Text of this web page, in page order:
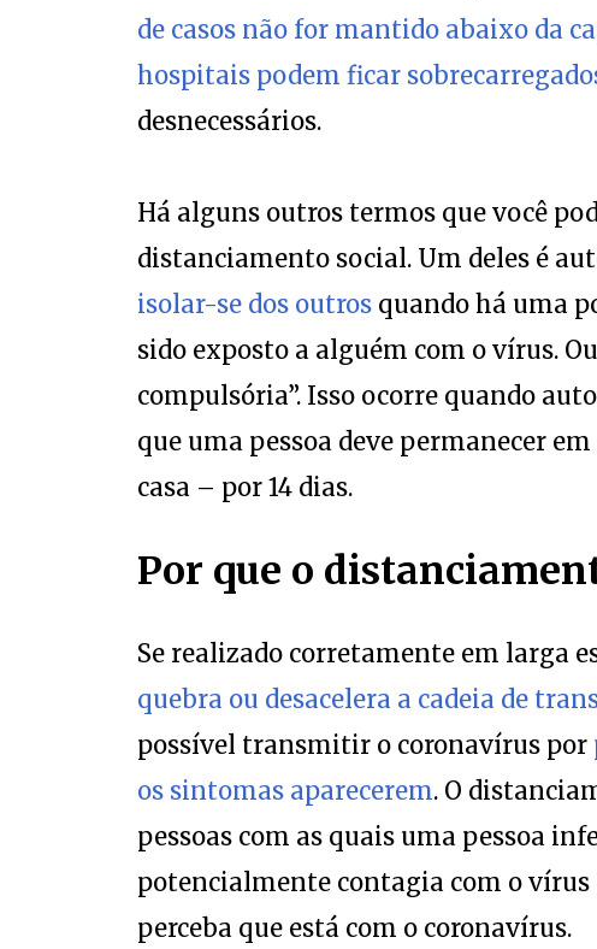
de casos não for mantido abaixo da
hospitais podem ficar
desnecessários.
Há alguns outros termos que você
distanciamento social. Um deles é
isolar-se dos outrosquando há uma
sido exposto a alguém com o vírus.
compulsória”. Isso ocorre quando
que uma pessoa deve permanecer
casa – por 14 dias.
Por que o
Se realizado corretamente em larga
quebra ou desacelera a cadeia de
possível transmitir o coronavírus por
os sintomas aparecerem. O
pessoas com as quais uma pessoa
potencialmente contagia com o vírus
perceba que está com o coronavírus.